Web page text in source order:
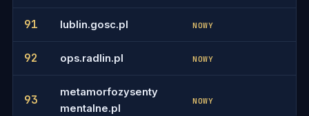
91 lublin.gosc.pl NOWY
92 ops.radlin.pl NOWY
93
metamorfozysenty
mentalne.pl
NOWY